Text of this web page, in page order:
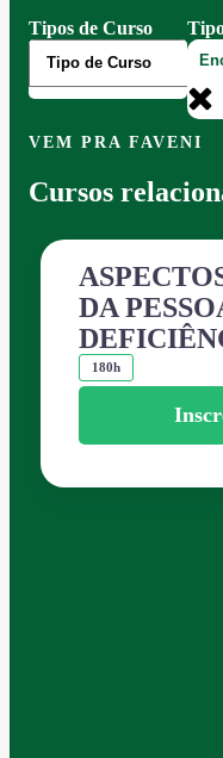
Tipos de Curso
VEM PRA FAVENI
Cursos
DA
180h